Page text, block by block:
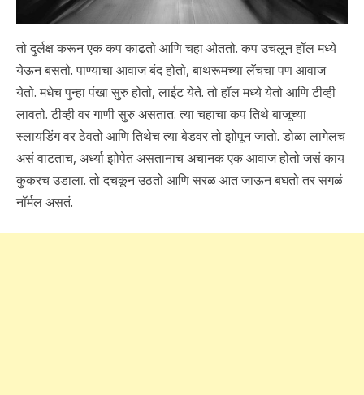
तो दुर्लक्ष करून एक कप काढतो आणि चहा ओततो. कप उचलून हॉल मध्ये
येऊन बसतो. पाण्याचा आवाज बंद होतो, बाथरूमच्या लॅचचा पण आवाज
येतो. मधेच पुन्हा पंखा सुरु होतो, लाईट येते. तो हॉल मध्ये येतो आणि टीव्ही
लावतो. टीव्ही वर गाणी सुरु असतात. त्या चहाचा कप तिथे बाजूच्या
स्लायडिंग वर ठेवतो आणि तिथेच त्या बेडवर तो झोपून जातो. डोळा लागेलच
असं वाटताच, अर्ध्या झोपेत असतानाच अचानक एक आवाज होतो जसं काय
कुकरच उडाला. तो दचकून उठतो आणि सरळ आत जाऊन बघतो तर सगळं
नॉर्मल असतं.